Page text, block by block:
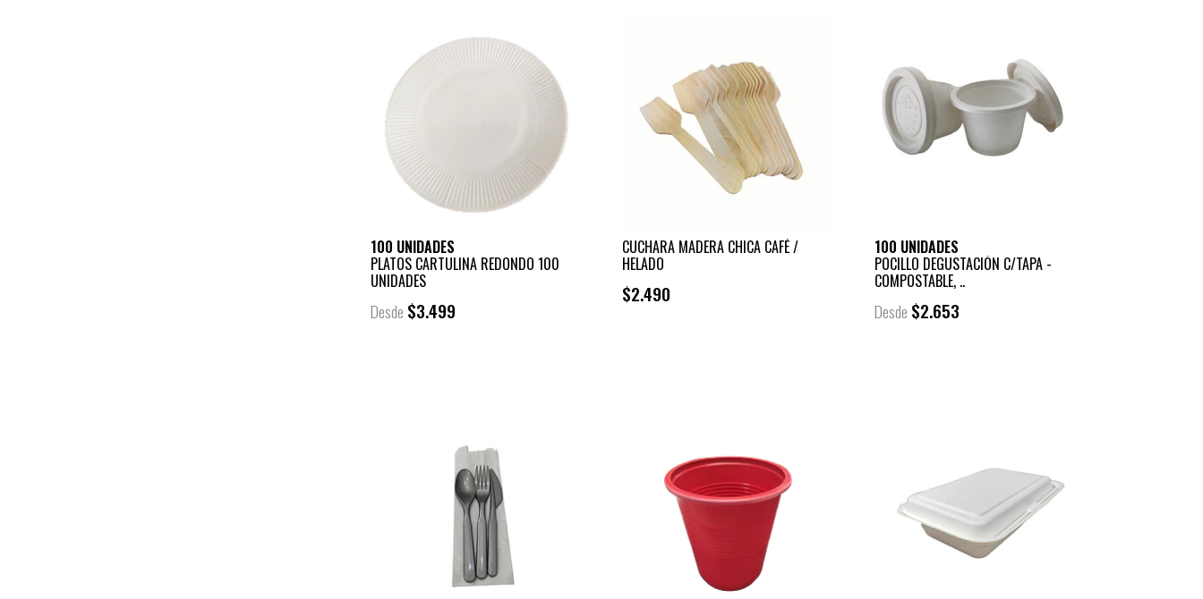
100 UNIDADES
PLATOS CARTULINA REDONDO 100
UNIDADES
Desde $3.499
CUCHARA MADERA CHICA CAFÉ /
HELADO
$2.490
100 UNIDADES
POCILLO DEGUSTACIÓN C/TAPA -
COMPOSTABLE, ..
Desde $2.653